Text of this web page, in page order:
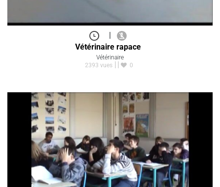
|
Vétérinaire rapace
Vétérinaire
2393 vues
0